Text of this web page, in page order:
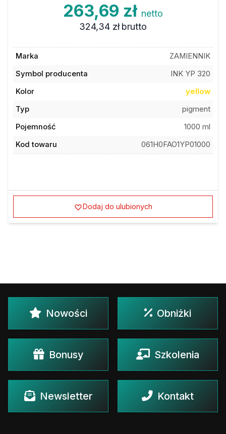
263,69 zł netto
324,34 zł brutto
Marka
ZAMIENNIK
Symbol producenta
INK YP 320
Kolor
yellow
Typ
pigment
Pojemność
1000 ml
Kod towaru
061H0FAO1YP01000
Dodaj do ulubionych
Nowości Obniżki
Bonusy Szkolenia
Newsletter Kontakt